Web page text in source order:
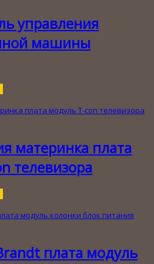
управления
машины
100.00 грн..
материнка плата
телевизора
200.00 грн..
плата модуль